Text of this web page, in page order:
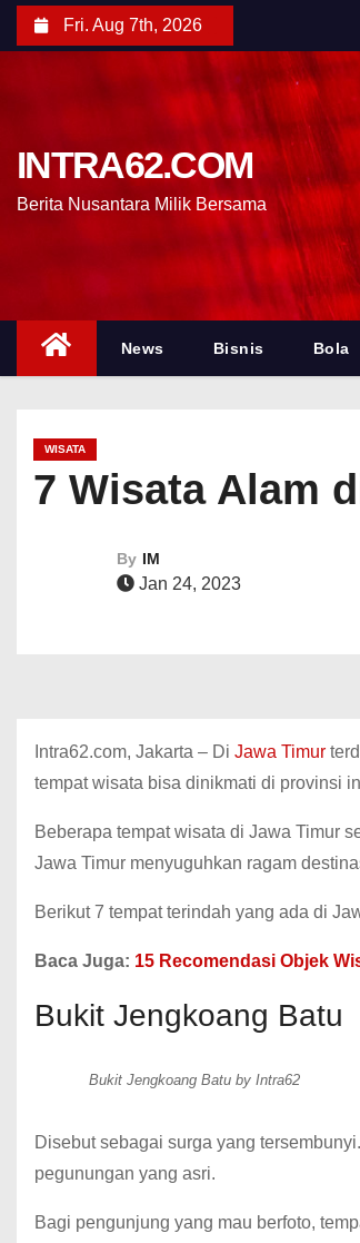
Fri. Aug 7th, 2026
INTRA62.COM
Berita Nusantara Milik Bersama
News Bisnis Bola
WISATA
7 Wisata Alam
By IM
Jan 24, 2023
Intra62.com, Jakarta – Di Jawa Timur
tempat wisata bisa dinikmati di provinsi
Beberapa tempat wisata di Jawa Timur
Jawa Timur menyuguhkan ragam
Berikut 7 tempat terindah yang ada di
Baca Juga: 15 Recomendasi Objek
Bukit Jengkoang Batu
Bukit Jengkoang Batu by Intra62
Disebut sebagai surga yang
pegunungan yang asri.
Bagi pengunjung yang mau berfoto,